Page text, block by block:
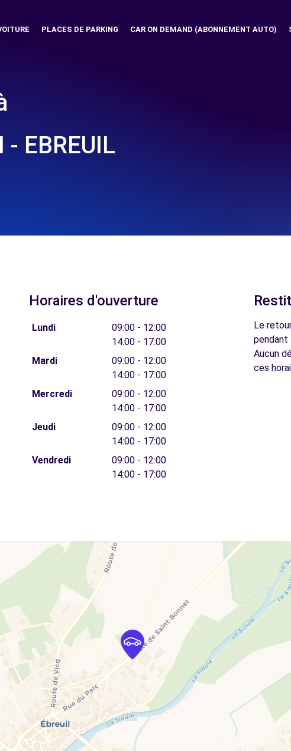
PLACES DE PARKING CAR ON DEMAND (ABONNEMENT AUTO)
- EBREUIL
Horaires d'ouverture
Lundi
09:00 - 12:00
14:00 - 17:00
Mardi
09:00 - 12:00
14:00 - 17:00
Mercredi
09:00 - 12:00
14:00 - 17:00
Jeudi
09:00 - 12:00
14:00 - 17:00
Vendredi
09:00 - 12:00
14:00 - 17:00
Le
pendant
Aucun
ces